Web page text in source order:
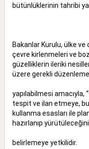
bütünlüklerinin tahribi
Bakanlar Kurulu, ülke
çevre kirlenmeleri ve
güzelliklerin ileriki
üzere gerekli
yapılabilmesi amacıyla,
tespit ve ilan etmeye,
kullanma esasları ile
hazırlanıp yürütüleceğini
belirlemeye yetkilidir.